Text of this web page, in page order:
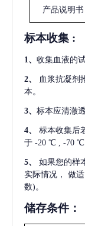
产品说明书
标本收集 :
1 、 收集血液的
2、 血浆抗凝剂
本。
3、 标本应清澈
4、
标本收集后
于 -20 ℃ , -70 ℃
5、
如果您的样
实际情况，
做
数)。
储存条件：